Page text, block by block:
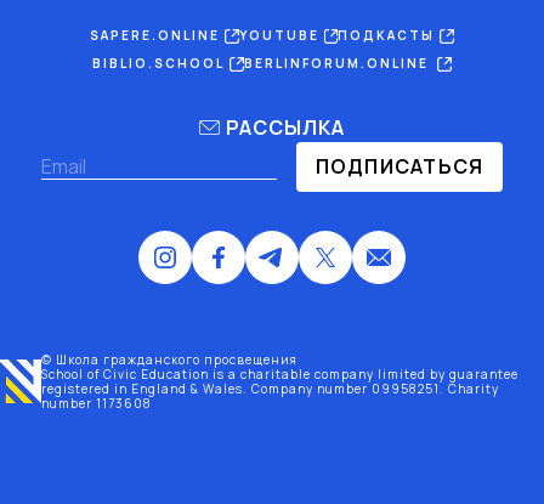
SAPERE.ONLINE YOUTUBE
ПОДКАСТЫ
BIBLIO.SCHOOL
BERLINFORUM.ONLINE
РАССЫЛКА
ПОДПИСАТЬСЯ
© Школа гражданского просвещения
School of Civic Education is a charitable company limited by guarantee
registered in England & Wales. Company number 09958251. Charity
number 1173608